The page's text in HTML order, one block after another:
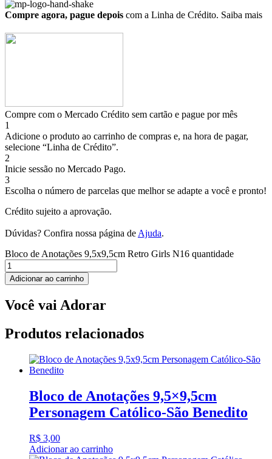
Compre agora, pague depois com a Linha de Crédito. Saiba mais
Compre com o Mercado Crédito sem cartão e pague por mês
1
Adicione o produto ao carrinho de compras e, na hora de pagar,
selecione “Linha de Crédito”.
2
Inicie sessão no Mercado Pago.
3
Escolha o número de parcelas que melhor se adapte a você e pronto!
Crédito sujeito a aprovação.
Dúvidas? Confira nossa página de Ajuda.
Bloco de Anotações 9,5x9,5cm Retro Girls N16 quantidade
Adicionar ao carrinho
Você vai Adorar
Produtos relacionados
Bloco de Anotações 9,5×9,5cm
Personagem Católico-São Benedito
R$ 3,00
Adicionar ao carrinho